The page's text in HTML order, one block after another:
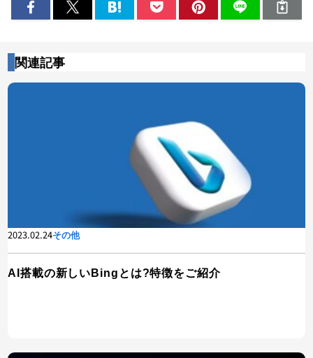
関連記事
2023.02.24その他
AI搭載の新しいBingとは?特徴をご紹介